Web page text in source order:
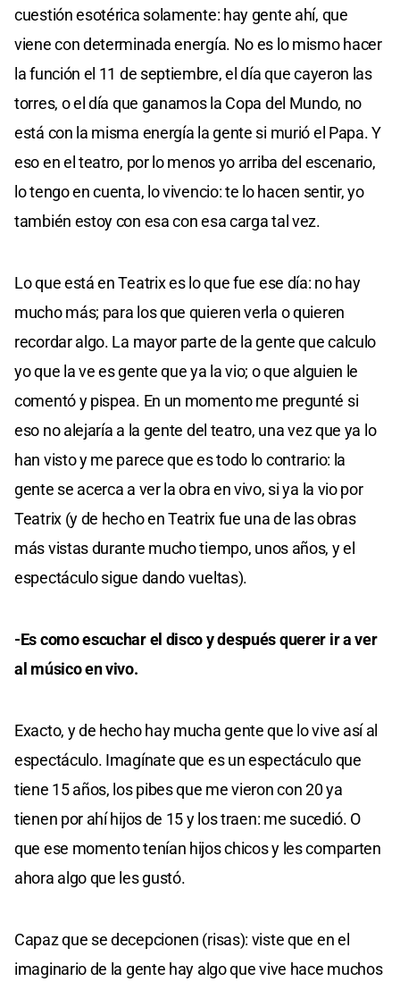
cuestión esotérica solamente: hay gente ahí, que
viene con determinada energía. No es lo mismo hacer
la función el 11 de septiembre, el día que cayeron las
torres, o el día que ganamos la Copa del Mundo, no
está con la misma energía la gente si murió el Papa. Y
eso en el teatro, por lo menos yo arriba del escenario,
lo tengo en cuenta, lo vivencio: te lo hacen sentir, yo
también estoy con esa con esa carga tal vez.
Lo que está en Teatrix es lo que fue ese día: no hay
mucho más; para los que quieren verla o quieren
recordar algo. La mayor parte de la gente que calculo
yo que la ve es gente que ya la vio; o que alguien le
comentó y pispea. En un momento me pregunté si
eso no alejaría a la gente del teatro, una vez que ya lo
han visto y me parece que es todo lo contrario: la
gente se acerca a ver la obra en vivo, si ya la vio por
Teatrix (y de hecho en Teatrix fue una de las obras
más vistas durante mucho tiempo, unos años, y el
espectáculo sigue dando vueltas).
-Es como escuchar el disco y después querer ir a ver
al músico en vivo.
Exacto, y de hecho hay mucha gente que lo vive así al
espectáculo. Imagínate que es un espectáculo que
tiene 15 años, los pibes que me vieron con 20 ya
tienen por ahí hijos de 15 y los traen: me sucedió. O
que ese momento tenían hijos chicos y les comparten
ahora algo que les gustó.
Capaz que se decepcionen (risas): viste que en el
imaginario de la gente hay algo que vive hace muchos